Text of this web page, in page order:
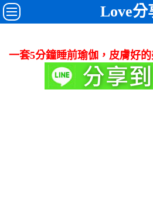
Love分
一套5分鐘睡前瑜伽，皮膚好